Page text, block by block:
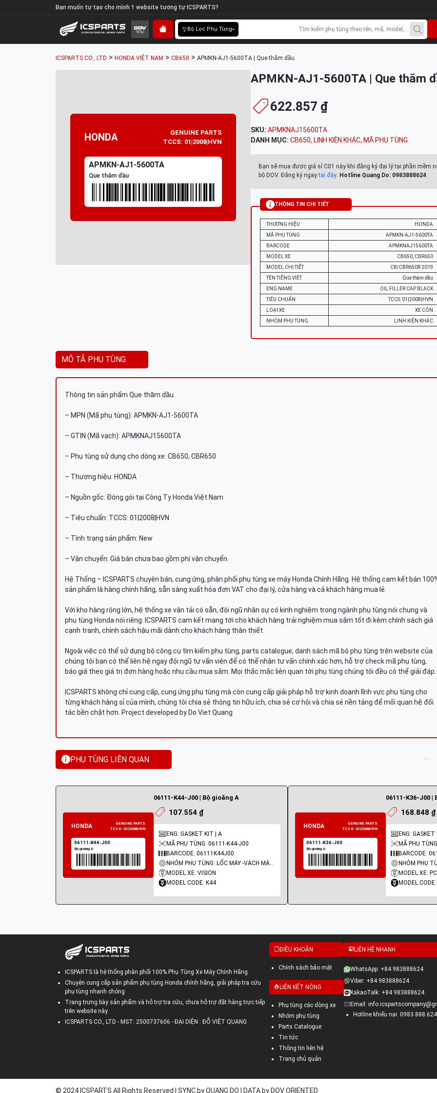
Bạn muốn tự tạo cho mình 1 website tương tự ICSPARTS?
Bộ Lọc Phụ Tùng
ICSPARTS CO., LTD > HONDA VIỆT NAM > CB650 > APMKN-AJ1-5600TA | Que thăm dầu
HONDA
GENUINE PARTS
TCCS: 01|2008|HVN
APMKN-AJ1-5600TA
Que thăm dầu
APMKN-AJ1-5600TA | Que thăm
622.857 ₫
SKU: APMKNAJ15600TA
DANH MỤC: CB650, LINH KIỆN KHÁC, MÃ PHỤ TÙNG
Bạn sẽ mua được giá sỉ C01 này khi đăng ký đại lý tại phần mềm
bộ DOV. Đăng ký ngaytại đây. Hotline Quang Do: 0983888624
THÔNG TIN CHI TIẾT
THƯƠNG HIỆU
HONDA
MÃ PHỤ TÙNG
APMKN-AJ1-5600TA
BARCODE
APMKNAJ15600TA
MODEL XE
CB650, CBR650
MODEL CHI TIẾT
CB/CBR650R 2019
TÊN TIẾNG VIỆT
Que thăm dầu
ENG NAME
OIL FILLER CAP BLACK
TIÊU CHUẨN
TCCS: 01|2008|HVN
LOẠI XE
XE CÔN
NHÓM PHỤ TÙNG
LINH KIỆN KHÁC
MÔ TẢ PHỤ TÙNG
Thông tin sản phẩm Que thăm dầu
– MPN (Mã phụ tùng): APMKN-AJ1-5600TA
– GTIN (Mã vạch): APMKNAJ15600TA
– Phụ tùng sử dụng cho dòng xe: CB650, CBR650
– Thương hiệu: HONDA
– Nguồn gốc: Đóng gói tại Công Ty Honda Việt Nam
– Tiêu chuẩn: TCCS: 01|2008|HVN
– Tình trạng sản phẩm: New
– Vận chuyển: Giá bán chưa bao gồm phí vận chuyển.
Hệ Thống – ICSPARTS chuyên bán, cung ứng, phân phối phụ tùng xe máy Honda Chính Hãng. Hệ thống cam kết bán
sản phẩm là hàng chính hãng, sẵn sàng xuất hóa đơn VAT cho đại lý, cửa hàng và cả khách hàng mua lẻ.
Với kho hàng rộng lớn, hệ thống xe vận tải có sẵn, đội ngũ nhân sự có kinh nghiệm trong ngành phụ tùng nói chung và
phụ tùng Honda nói riêng. ICSPARTS cam kết mang tới cho khách hàng trải nghiệm mua sắm tốt đi kèm chính sách giá
cạnh tranh, chính sách hậu mãi dành cho khách hàng thân thiết.
Ngoài việc có thể sử dụng bộ công cụ tìm kiếm phụ tùng, parts catalogue, danh sách mã bộ phụ tùng trên website của
chúng tôi bạn có thể liên hệ ngay đội ngũ tư vấn viên để có thể nhận tư vấn chính xác hơn, hỗ trợ check mã phụ tùng,
báo giá theo giá trị đơn hàng hoặc nhu cầu mua sắm. Mọi thắc mắc liên quan tới phụ tùng chúng tôi đều có thể giải đáp.
ICSPARTS không chỉ cung cấp, cung ứng phụ tùng mà còn cung cấp giải pháp hỗ trợ kinh doanh lĩnh vực phụ tùng cho
từng khách hàng sỉ của mình, chúng tôi chia sẻ thông tin hữu ích, chia sẻ cơ hội và chia sẻ nền tảng để mối quan hệ đối
tác bền chặt hơn. Project developed by Do Viet Quang
PHỤ TÙNG LIÊN QUAN
06111-K44-J00 | Bộ gioăng A
107.554 ₫
ENG: GASKET KIT | A
MÃ PHỤ TÙNG: 06111-K44-J00
BARCODE: 06111K44J00
NHÓM PHỤ TÙNG: LỐC MÁY -VÁCH MÁY - GIOĂNG MÁY
MODEL XE: VISION
MODEL CODE: K44
06111-K36-J00 |
168.848 ₫
ENG: GASKET
MÃ PHỤ
BARCODE:
MODEL XE:
MODEL
ICSPARTS là hệ thống phân phối 100% Phụ Tùng Xe Máy Chính Hãng
Chuyên cung cấp sản phẩm phụ tùng Honda chính hãng, giải pháp tra cứu
phụ tùng nhanh chóng
Trang trưng bày sản phẩm và hỗ trợ tra cứu, chưa hỗ trợ đặt hàng trực tiếp
trên website này
ICSPARTS CO., LTD - MST: 2500737606 - ĐẠI DIỆN : ĐỖ VIỆT QUANG
ĐIỀU KHOẢN
Chính sách bảo mật
LIÊN KẾT NÓNG
Phụ tùng các dòng xe
Nhóm phụ tùng
Parts Catalogue
Tin tức
Thông tin liên hệ
Trang chủ quản
LIÊN HỆ NHANH
WhatsApp: +84 983888624
Viber: +84 983888624
KakaoTalk: +84 983888624
Email:
Hotline khiếu nại: 0983.888.624
© 2024 ICSPARTS All Rights Reserved | SYNC by QUANG DO | DATA by DOV ORIENTED